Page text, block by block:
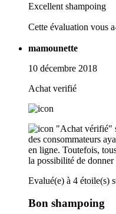
Excellent shampoing
Cette évaluation vous
mamounette
10 décembre 2018
Achat verifié
"Achat vérifié"
des consommateurs
en ligne. Toutefois,
la possibilité de donner
Evalué(e) à 4 étoile(s)
Bon shampoing